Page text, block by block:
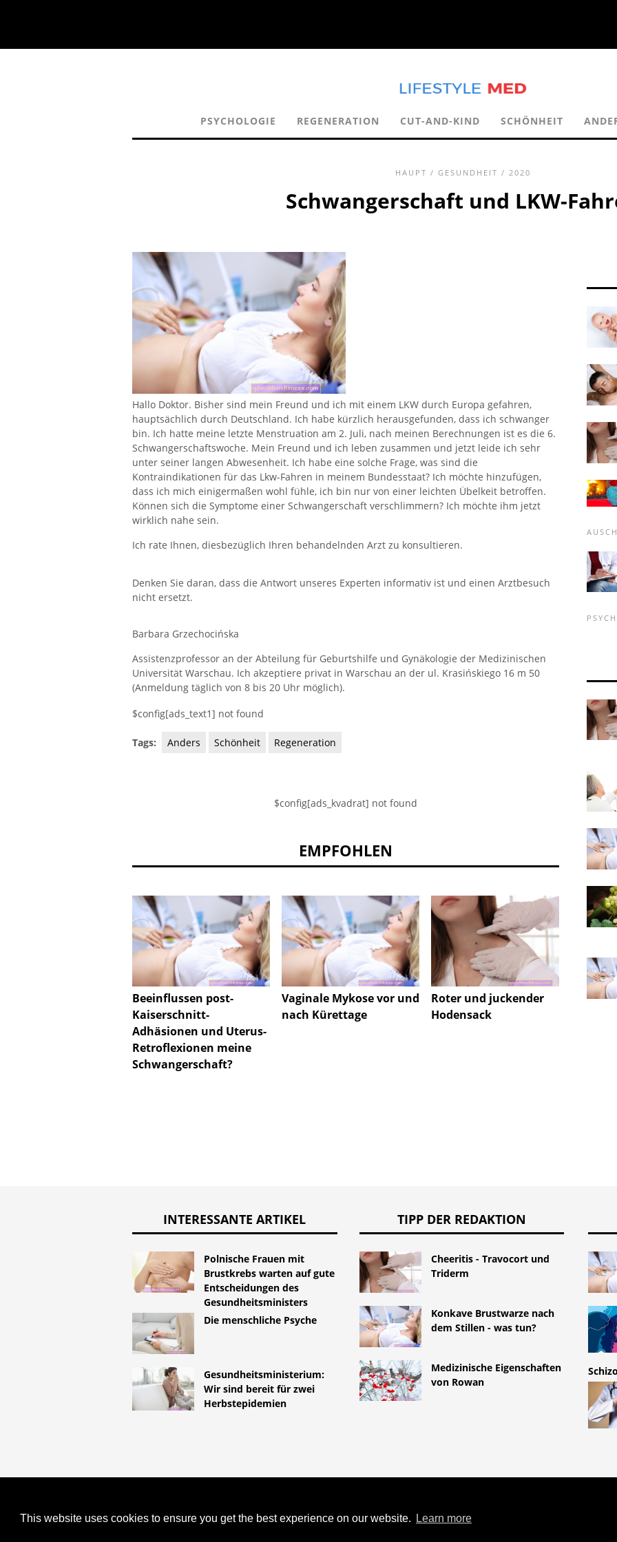
This website uses cookies to ensure you get the best experience on our website. Learn more
PSYCHOLOGIE REGENERATION CUT-AND-KIND SCHÖNHEIT
HAUPT / GESUNDHEIT / 2020
Schwangerschaft und LKW-
Hallo Doktor. Bisher sind mein Freund und ich mit einem LKW durch Europa gefahren,
hauptsächlich durch Deutschland. Ich habe kürzlich herausgefunden, dass ich schwanger
bin. Ich hatte meine letzte Menstruation am 2. Juli, nach meinen Berechnungen ist es die 6.
Schwangerschaftswoche. Mein Freund und ich leben zusammen und jetzt leide ich sehr
unter seiner langen Abwesenheit. Ich habe eine solche Frage, was sind die
Kontraindikationen für das Lkw-Fahren in meinem Bundesstaat? Ich möchte hinzufügen,
dass ich mich einigermaßen wohl fühle, ich bin nur von einer leichten Übelkeit betroffen.
Können sich die Symptome einer Schwangerschaft verschlimmern? Ich möchte ihm jetzt
wirklich nahe sein.
Ich rate Ihnen, diesbezüglich Ihren behandelnden Arzt zu konsultieren.
Denken Sie daran, dass die Antwort unseres Experten informativ ist und einen Arztbesuch
nicht ersetzt.
Barbara Grzechocińska
Assistenzprofessor an der Abteilung für Geburtshilfe und Gynäkologie der Medizinischen
Universität Warschau. Ich akzeptiere privat in Warschau an der ul. Krasińskiego 16 m 50
(Anmeldung täglich von 8 bis 20 Uhr möglich).
$config[ads_text1] not found
Tags: Anders Schönheit Regeneration
$config[ads_kvadrat] not found
EMPFOHLEN
Beeinflussen post-
Kaiserschnitt-
Adhäsionen und Uterus-
Retroflexionen meine
Schwangerschaft?
Vaginale Mykose vor und
nach Kürettage
Roter und juckender
Hodensack
INTERESSANTE ARTIKEL
Polnische Frauen mit
Brustkrebs warten auf gute
Entscheidungen des
Gesundheitsministers
Die menschliche Psyche
Gesundheitsministerium:
Wir sind bereit für zwei
Herbstepidemien
TIPP DER REDAKTION
Cheeritis - Travocort und
Triderm
Konkave Brustwarze nach
dem Stillen - was tun?
Medizinische Eigenschaften
von Rowan
SCHWANGERSCHAFT UND LKW-FAHREN